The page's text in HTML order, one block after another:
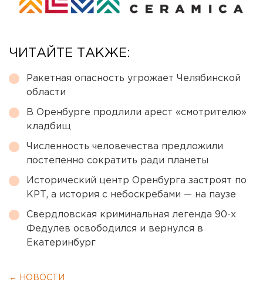
ЧИТАЙТЕ ТАКЖЕ:
Ракетная опасность угрожает Челябинской
области
В Оренбурге продлили арест «смотрителю»
кладбищ
Численность человечества предложили
постепенно сократить ради планеты
Исторический центр Оренбурга застроят по
КРТ, а история с небоскребами — на паузе
Свердловская криминальная легенда 90-х
Федулев освободился и вернулся в
Екатеринбург
← НОВОСТИ